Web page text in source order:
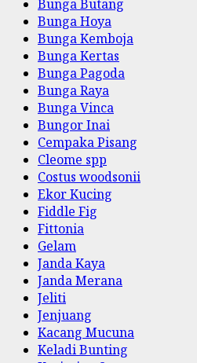
Bunga Butang
Bunga Hoya
Bunga Kemboja
Bunga Kertas
Bunga Pagoda
Bunga Raya
Bunga Vinca
Bungor Inai
Cempaka Pisang
Cleome spp
Costus woodsonii
Ekor Kucing
Fiddle Fig
Fittonia
Gelam
Janda Kaya
Janda Merana
Jeliti
Jenjuang
Kacang Mucuna
Keladi Bunting